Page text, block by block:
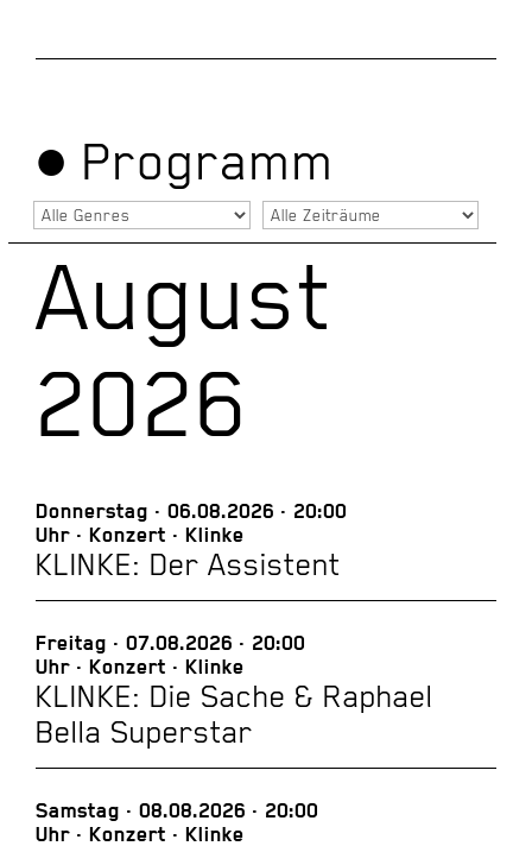
● Pro­gramm
August
2026
Donnerstag 06.08.2026
20:00
Uhr
Konzert Klinke
KLINKE: Der Assistent
Freitag 07.08.2026
20:00
Uhr
Konzert Klinke
KLINKE: Die Sache & Raphael
Bella Superstar
Samstag 08.08.2026
20:00
Uhr
Konzert Klinke